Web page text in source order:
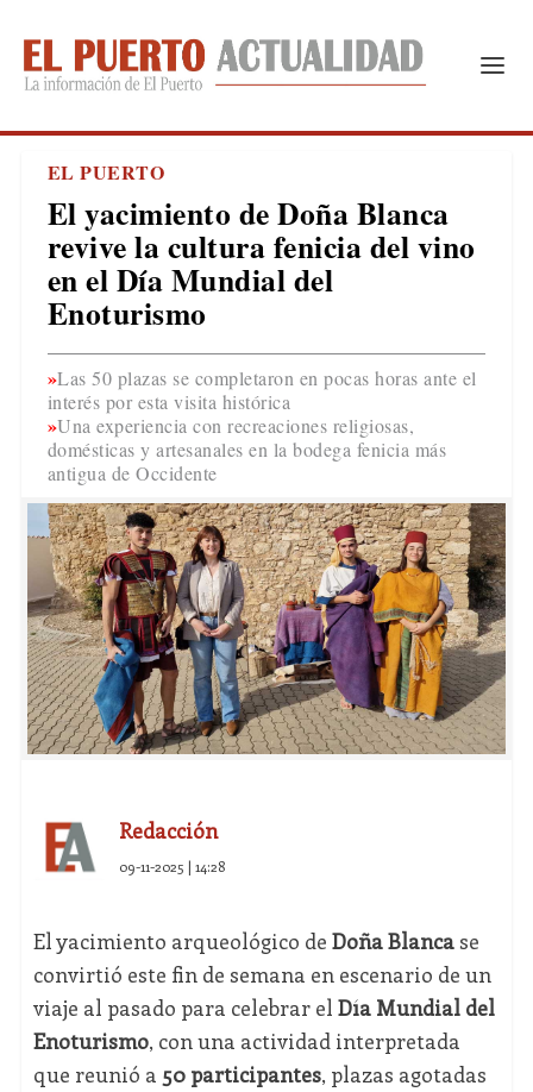
EL PUERTO
El yacimiento de Doña Blanca
revive la cultura fenicia del vino
en el Día Mundial del
Enoturismo
Las 50 plazas se completaron en pocas horas ante el
interés por esta visita histórica
Una experiencia con recreaciones religiosas,
domésticas y artesanales en la bodega fenicia más
antigua de Occidente
Redacción
09-11-2025 | 14:28
El yacimiento arqueológico de Doña Blancase
convirtió este fin de semana en escenario de un
viaje al pasado para celebrar el Día Mundial del
Enoturismo, con una actividad interpretada
que reunió a 50 participantes, plazas agotadas